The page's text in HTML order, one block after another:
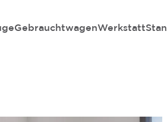
GebrauchtwagenWerkstatt